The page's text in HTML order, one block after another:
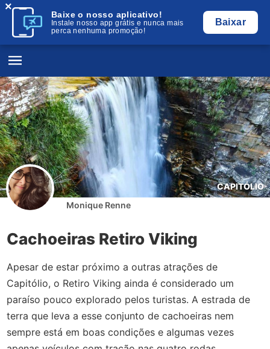
Baixe o nosso aplicativo!
Instale nosso app grátis e nunca mais
perca nenhuma promoção!
Baixar
×
CAPITÓLIO
Monique Renne
Cachoeiras Retiro Viking
Apesar de estar próximo a outras atrações de
Capitólio, o Retiro Viking ainda é considerado um
paraíso pouco explorado pelos turistas. A estrada de
terra que leva a esse conjunto de cachoeiras nem
sempre está em boas condições e algumas vezes